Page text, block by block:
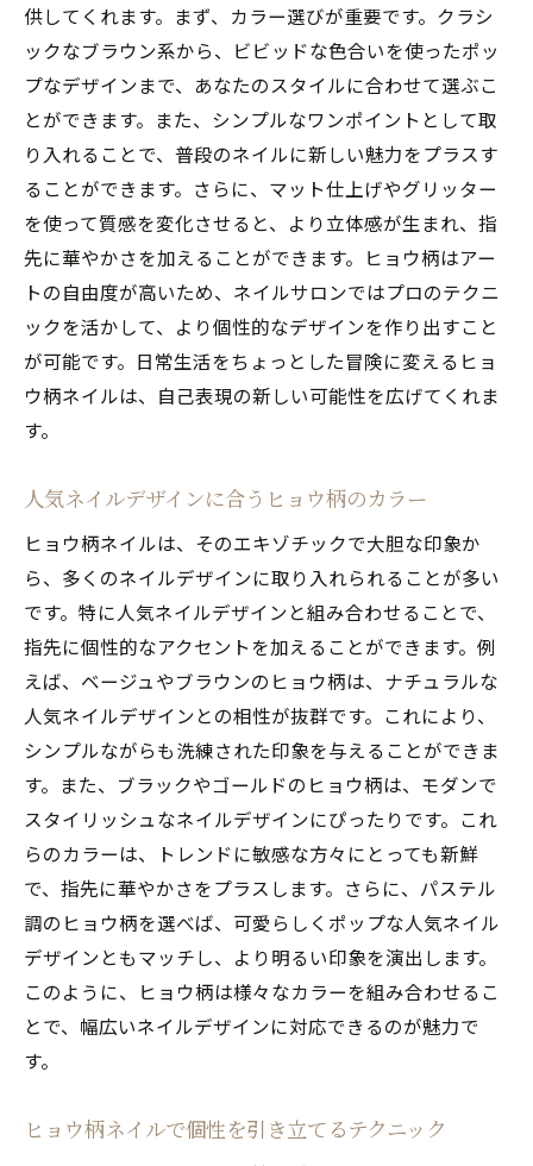
供してくれます。まず、カラー選びが重要です。クラシ
ックなブラウン系から、ビビッドな色合いを使ったポッ
プなデザインまで、あなたのスタイルに合わせて選ぶこ
とができます。また、シンプルなワンポイントとして取
り入れることで、普段のネイルに新しい魅力をプラスす
ることができます。さらに、マット仕上げやグリッター
を使って質感を変化させると、より立体感が生まれ、指
先に華やかさを加えることができます。ヒョウ柄はアー
トの自由度が高いため、ネイルサロンではプロのテクニ
ックを活かして、より個性的なデザインを作り出すこと
が可能です。日常生活をちょっとした冒険に変えるヒョ
ウ柄ネイルは、自己表現の新しい可能性を広げてくれま
す。
人気ネイルデザインに合うヒョウ柄のカラー
ヒョウ柄ネイルは、そのエキゾチックで大胆な印象か
ら、多くのネイルデザインに取り入れられることが多い
です。特に人気ネイルデザインと組み合わせることで、
指先に個性的なアクセントを加えることができます。例
えば、ベージュやブラウンのヒョウ柄は、ナチュラルな
人気ネイルデザインとの相性が抜群です。これにより、
シンプルながらも洗練された印象を与えることができま
す。また、ブラックやゴールドのヒョウ柄は、モダンで
スタイリッシュなネイルデザインにぴったりです。これ
らのカラーは、トレンドに敏感な方々にとっても新鮮
で、指先に華やかさをプラスします。さらに、パステル
調のヒョウ柄を選べば、可愛らしくポップな人気ネイル
デザインともマッチし、より明るい印象を演出します。
このように、ヒョウ柄は様々なカラーを組み合わせるこ
とで、幅広いネイルデザインに対応できるのが魅力で
す。
ヒョウ柄ネイルで個性を引き立てるテクニック